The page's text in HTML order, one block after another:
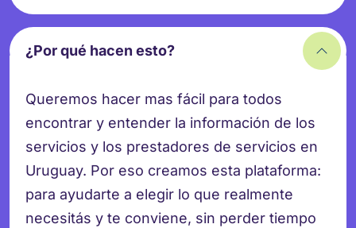
¿Por qué hacen esto?
Queremos hacer mas fácil para todos
encontrar y entender la información de los
servicios y los prestadores de servicios en
Uruguay. Por eso creamos esta plataforma:
para ayudarte a elegir lo que realmente
necesitás y te conviene, sin perder tiempo